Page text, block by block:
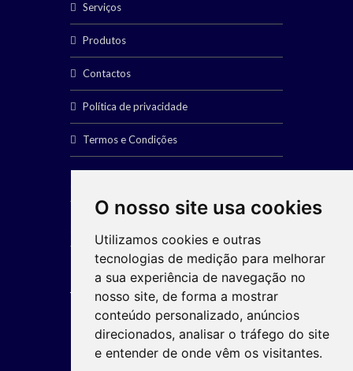
O nosso site usa cookies
Utilizamos cookies e outras
tecnologias de medição para melhorar
a sua experiência de navegação no
nosso site, de forma a mostrar
conteúdo personalizado, anúncios
direcionados, analisar o tráfego do site
e entender de onde vêm os visitantes.
Serviços
Produtos
Contactos
Política de privacidade
Termos e Condições
Gerir Cookies